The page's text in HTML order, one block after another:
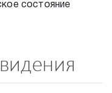
состояние